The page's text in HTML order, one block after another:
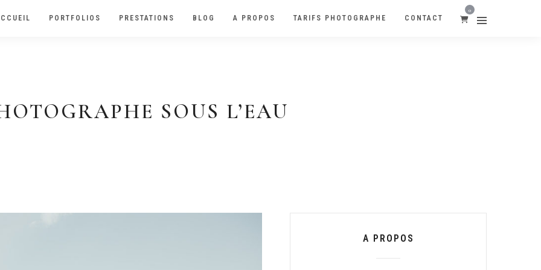
PORTFOLIOS PRESTATIONS BLOG A PROPOS TARIFS PHOTOGRAPHE CONTACT
0
SOUS L’EAU
A PROPOS